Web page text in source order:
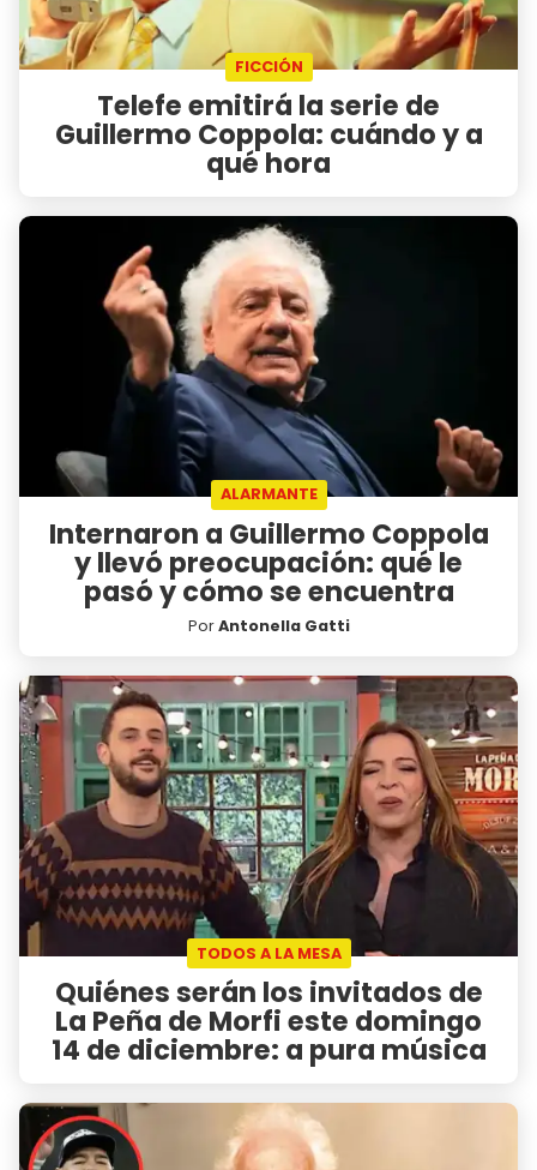
FICCIÓN
Telefe emitirá la serie de
Guillermo Coppola: cuándo y a
qué hora
ALARMANTE
Internaron a Guillermo Coppola
y llevó preocupación: qué le
pasó y cómo se encuentra
PorAntonella Gatti
TODOS A LA MESA
Quiénes serán los invitados de
La Peña de Morfi este domingo
14 de diciembre: a pura música